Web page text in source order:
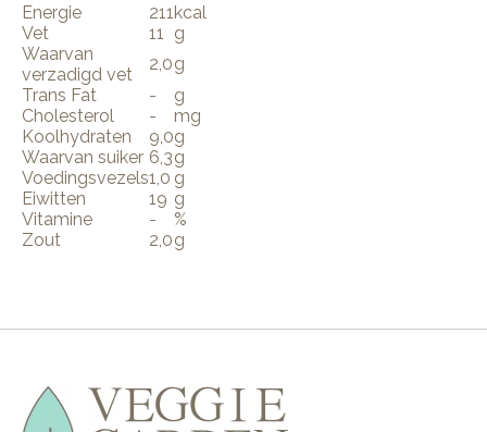
Energie 211 kcal
Vet
11
g
Waarvan
verzadigd vet
2,0g
Trans Fat
-
g
Cholesterol
-
mg
Koolhydraten
9,0g
Waarvan suiker 6,3g
Voedingsvezels1,0 g
Eiwitten
19 g
Vitamine
-
%
Zout
2,0g